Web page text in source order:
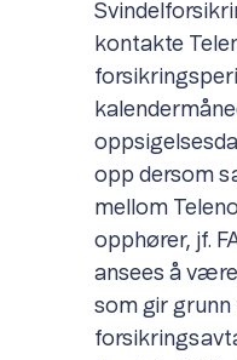
kontakte
opp dersom
mellom
opphører, jf.
ansees å
som gir grunn